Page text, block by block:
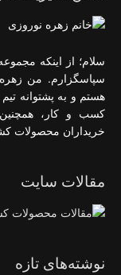
سلام؛ از اینکه
سپاسگزارم. من
هستم و به پشتوانه
کسب و کار،
خریداران محصولات
مقالات سایت
نوشته‌های تازه